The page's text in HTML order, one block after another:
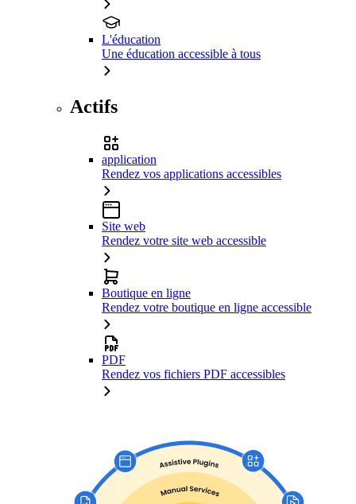
L'éducation
Une éducation accessible à tous
Actifs
application
Rendez vos applications accessibles
Site web
Rendez votre site web accessible
Boutique en ligne
Rendez votre boutique en ligne accessible
PDF
Rendez vos fichiers PDF accessibles